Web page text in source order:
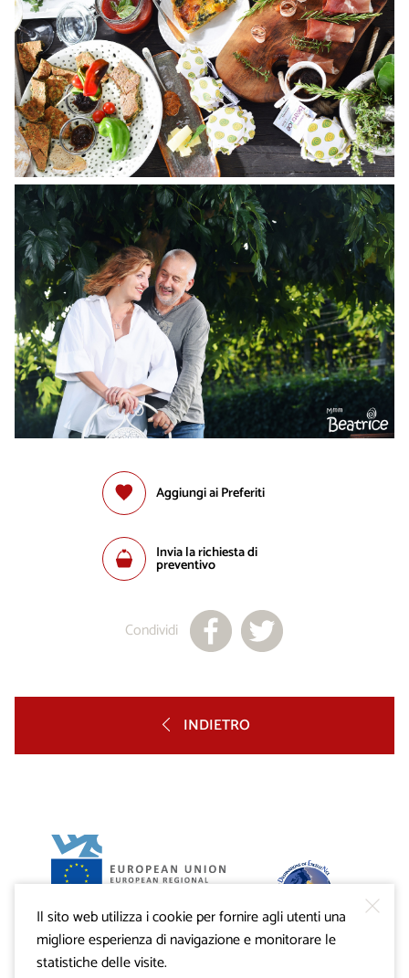
Aggiungi ai Preferiti
Invia la richiesta di
preventivo
Condividi
INDIETRO
Progetto VisitKras. L’investimento è cofinanziato dalla
Repubblica di Slovenia e dal Fondo europeo di sviluppo
regionale dell’Unione Europea.
Il sito web utilizza i cookie per fornire agli utenti una
migliore esperienza di navigazione e monitorare le
statistiche delle visite.